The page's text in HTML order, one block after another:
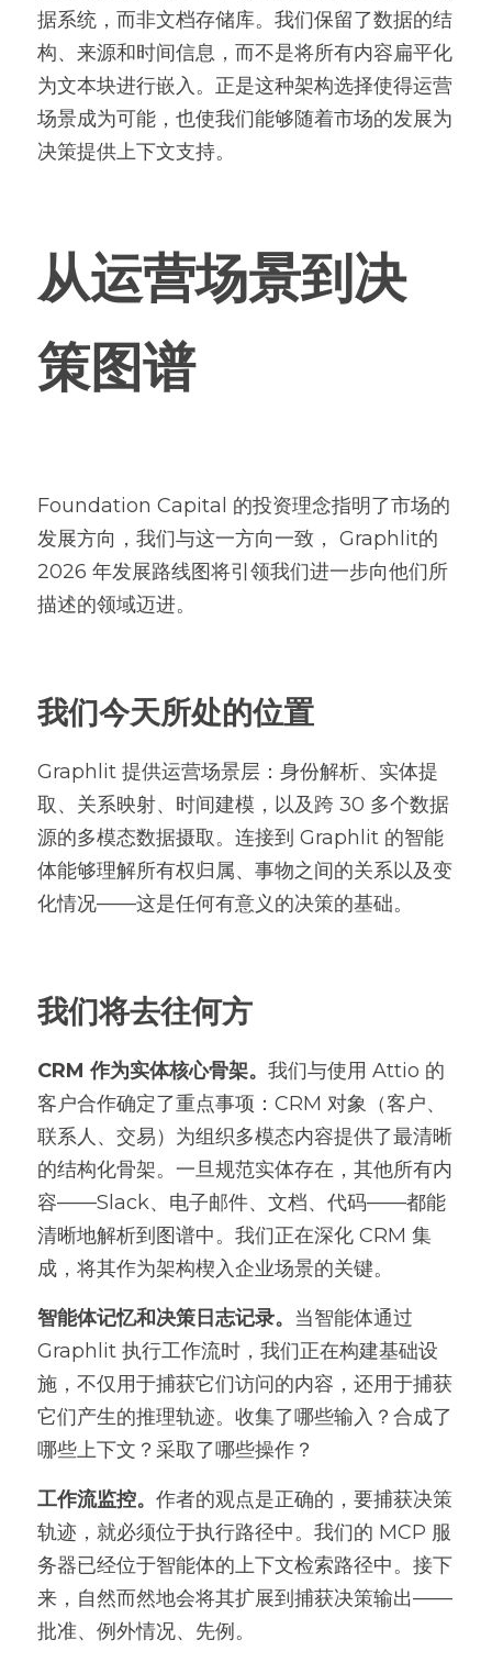
据系统，而非文档存储库。我们保留了数据的结
构、来源和时间信息，而不是将所有内容扁平化
为文本块进行嵌入。正是这种架构选择使得运营
场景成为可能，也使我们能够随着市场的发展为
决策提供上下文支持。
从运营场景到决
策图谱
Foundation Capital 的投资理念指明了市场的
发展方向，我们与这一方向一致， Graphlit的
2026 年发展路线图将引领我们进一步向他们所
描述的领域迈进。
我们今天所处的位置
Graphlit 提供运营场景层：身份解析、实体提
取、关系映射、时间建模，以及跨 30 多个数据
源的多模态数据摄取。连接到 Graphlit 的智能
体能够理解所有权归属、事物之间的关系以及变
化情况——这是任何有意义的决策的基础。
我们将去往何方
CRM 作为实体核心骨架。 我们与使用 Attio 的
客户合作确定了重点事项：CRM 对象（客户、
联系人、交易）为组织多模态内容提供了最清晰
的结构化骨架。一旦规范实体存在，其他所有内
容——Slack、电子邮件、文档、代码——都能
清晰地解析到图谱中。我们正在深化 CRM 集
成，将其作为架构楔入企业场景的关键。
智能体记忆和决策日志记录。 当智能体通过
Graphlit 执行工作流时，我们正在构建基础设
施，不仅用于捕获它们访问的内容，还用于捕获
它们产生的推理轨迹。收集了哪些输入？合成了
哪些上下文？采取了哪些操作？
工作流监控。 作者的观点是正确的，要捕获决策
轨迹，就必须位于执行路径中。我们的 MCP 服
务器已经位于智能体的上下文检索路径中。接下
来，自然而然地会将其扩展到捕获决策输出——
批准、例外情况、先例。